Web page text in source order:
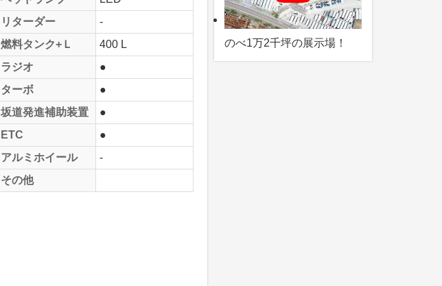
リターダー
-
燃料タンク+Ｌ
400 L
ラジオ
●
ターボ
●
坂道発進補助装置
●
ETC
●
アルミホイール
-
その他
のべ1万2千坪の展示場！